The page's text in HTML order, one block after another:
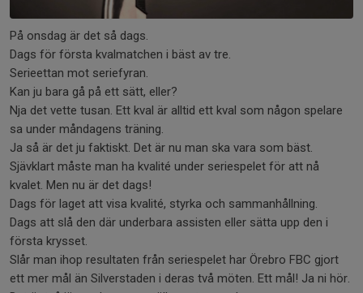
På onsdag är det så dags.
Dags för första kvalmatchen i bäst av tre.
Serieettan mot seriefyran.
Kan ju bara gå på ett sätt, eller?
Nja det vette tusan. Ett kval är alltid ett kval som någon spelare
sa under måndagens träning.
Ja så är det ju faktiskt. Det är nu man ska vara som bäst.
Sjävklart måste man ha kvalité under seriespelet för att nå
kvalet. Men nu är det dags!
Dags för laget att visa kvalité, styrka och sammanhållning.
Dags att slå den där underbara assisten eller sätta upp den i
första krysset.
Slår man ihop resultaten från seriespelet har Örebro FBC gjort
ett mer mål än Silverstaden i deras två möten. Ett mål! Ja ni hör.